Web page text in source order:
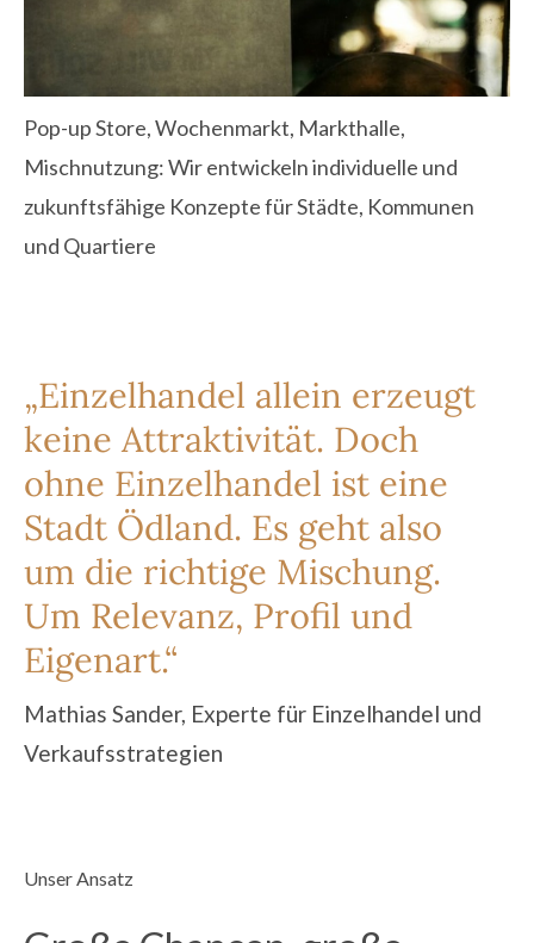
Pop-up Store, Wochenmarkt, Markthalle,
Mischnutzung: Wir entwickeln individuelle und
zukunftsfähige Konzepte für Städte, Kommunen
und Quartiere
„Einzelhandel allein erzeugt
keine Attraktivität. Doch
ohne Einzelhandel ist eine
Stadt Ödland. Es geht also
um die richtige Mischung.
Um Relevanz, Profil und
Eigenart.“
Mathias Sander, Experte für Einzelhandel und
Verkaufsstrategien
Unser Ansatz